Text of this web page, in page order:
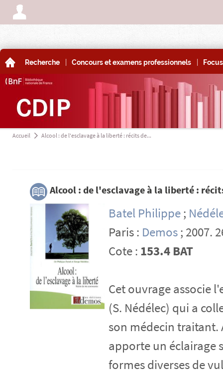
A
A Recherche | Concours et examens professionnels | Focus
Accueil a Alcool : de l'esclavage à la liberté : récits de...
3 Alcool : de l'esclavage à la liberté :
Batel Philippe;
Paris : Demos; 2007.
Cote : 153.4 BAT
Cet ouvrage associe
(S. Nédélec) qui a
son médecin traitant.
apporte un éclairage
formes diverses de